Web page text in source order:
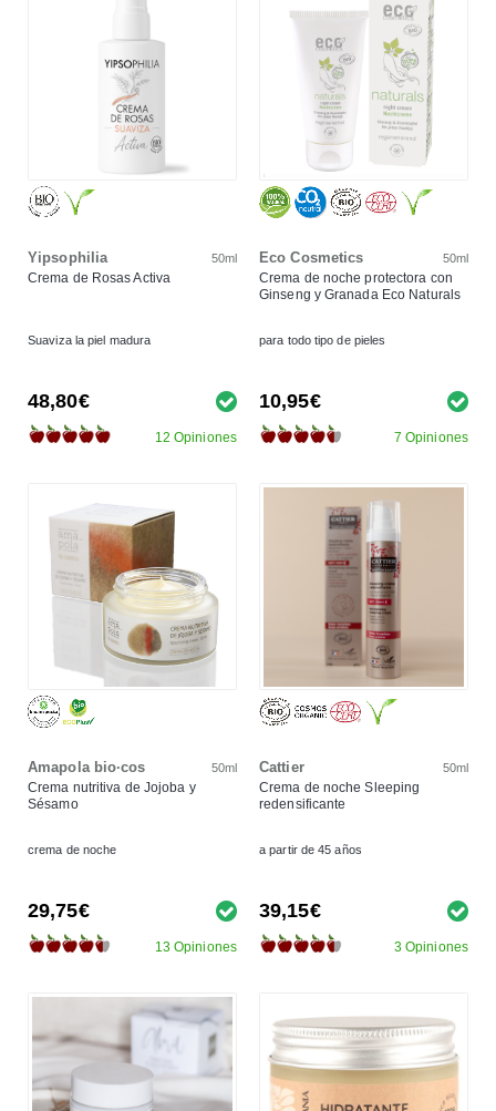
Yipsophilia 50ml
Crema de Rosas Activa
Suaviza la piel madura
48,80€
12 Opiniones
Eco Cosmetics 50ml
Crema de noche protectora con
Ginseng y Granada Eco Naturals
para todo tipo de pieles
10,95€
7 Opiniones
Amapola bio·cos 50ml
Crema nutritiva de Jojoba y
Sésamo
crema de noche
29,75€
13 Opiniones
Cattier 50ml
Crema de noche Sleeping
redensificante
a partir de 45 años
39,15€
3 Opiniones